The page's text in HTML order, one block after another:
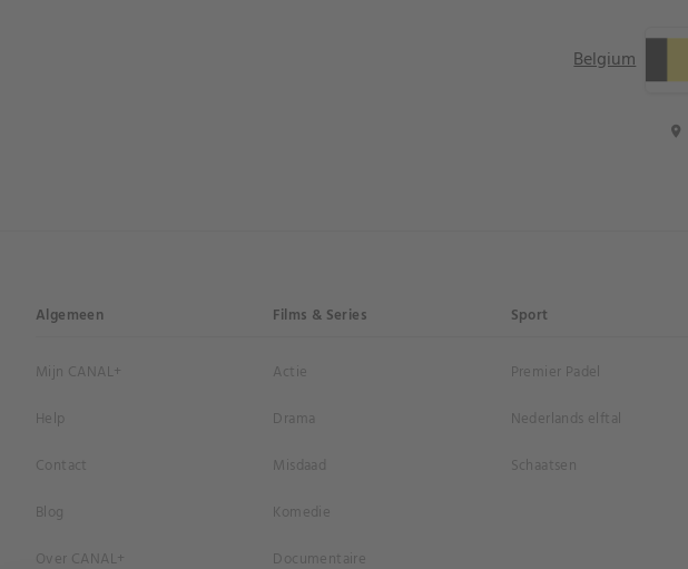
Belgium
location_on
Algemeen
Mijn CANAL+
Help
Contact
Blog
Over CANAL+
Films & Series
Actie
Drama
Misdaad
Komedie
Documentaire
Sport
Premier Padel
Nederlands elftal
Schaatsen